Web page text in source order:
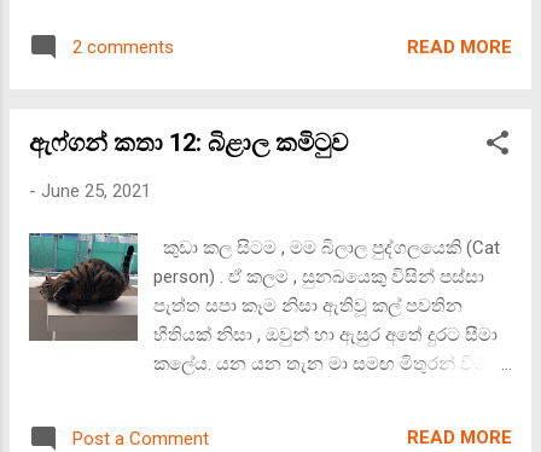
සාම්ප්‍රදායිකව උරහිසේ දමාගෙන යන දුඹුරු
පිලිමයත් අනෙකුත් ආම්පන්නත් තැබීමෙන්
කදිම බුදු කුටියක් නිර්මාණය කර ගැනීමට මට
අවලංගු කෙරේ. එම නිසා , අපේ තේරීම වූයේ
පලමුවැන්න එමිරේට්ස් (Emirates) ගුවන්
සකසුරුවම් ' ගුවන් සමාගමකි (Budget Air Line)
. මේ දෙක අතරින්ද , වැඩි කාලයක් සහ ඩුබායිහි
වැඩි වේලාවක් ගතවන ගුවන් ගමන එමිරේට්ස්
මඟින් පියා සැරීමයි. එබැවින් , අඩු කාලයකින්
යා හැකි ෆල්යි ඩුබායි , අප බොහෝ විට තෝරා
ගත්තෙමු. (කොලඹ සිට ඩුබායි ගුවන් කාලය
පැය තුනකි. ෆ්ලයි ඩුබායි ගුවන් සේවයේ ගුවන්
2 comments READ MORE
ඇෆ්ගන් කතා 12: බිළාල කමිටුව
- June 25, 2021
කුඩා කල සිටම , මම බිලාල පුද්ගලයෙකි (Cat
person) . ඒ කලම , සුනඛයෙකු විසින් පස්සා
පැත්ත සපා කෑම නිසා ඇතිවූ කල් පවතින
භීතියක් නිසා , ඔවුන් හා ඇසුර අතේ දුරට සීමා
කලේය. යන යන තැන මා සමඟ මිතුරන් වීමට
Post a Comment READ MORE